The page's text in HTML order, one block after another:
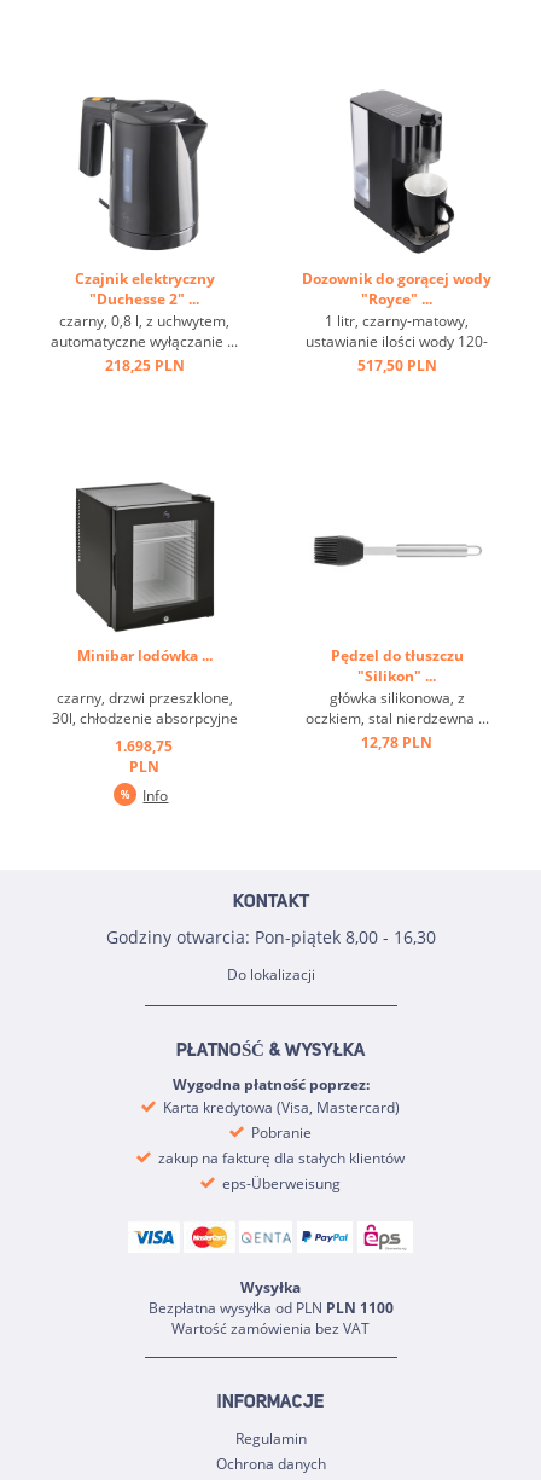
Czajnik elektryczny
"Duchesse 2" ...
czarny, 0,8 l, z uchwytem,
automatyczne wyłączanie ...
218,25 PLN
Dozownik do gorącej wody
"Royce" ...
1 litr, czarny-matowy,
ustawianie ilości wody 120-
220 ml ...
517,50 PLN
Minibar lodówka ...
czarny, drzwi przeszklone,
30l, chłodzenie absorpcyjne
...
1.698,75
PLN
Info
Pędzel do tłuszczu
"Silikon" ...
główka silikonowa, z
oczkiem, stal nierdzewna ...
12,78 PLN
KONTAKT
Godziny otwarcia: Pon-piątek 8,00 - 16,30
Do lokalizacji
PŁATNOŚĆ & WYSYŁKA
Wygodna płatność poprzez:
Karta kredytowa (Visa, Mastercard)
Pobranie
zakup na fakturę dla stałych klientów
eps-Überweisung
Wysyłka
Bezpłatna wysyłka od PLN PLN 1100
Wartość zamówienia bez VAT
INFORMACJE
Regulamin
Ochrona danych